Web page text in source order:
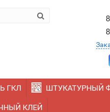
ГКЛ ШТУКАТУРНЫЙ
КЛЕЙ